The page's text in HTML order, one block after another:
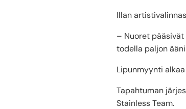
Illan
– Nuoret
todella paljon
Lipunmyynti
Tapahtuman
Stainless Team.